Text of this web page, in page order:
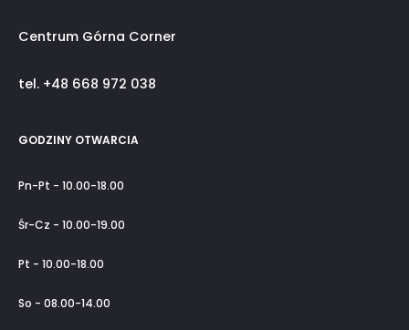
Centrum Górna Corner
tel. +48 668 972 038
GODZINY OTWARCIA
Pn-Pt - 10.00-18.00
Śr-Cz - 10.00-19.00
Pt - 10.00-18.00
So - 08.00-14.00